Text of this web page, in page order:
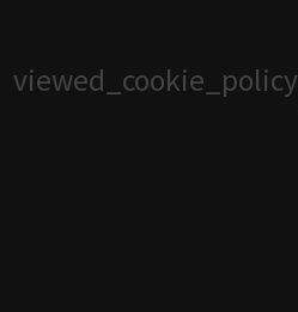
viewed_cookie_policy